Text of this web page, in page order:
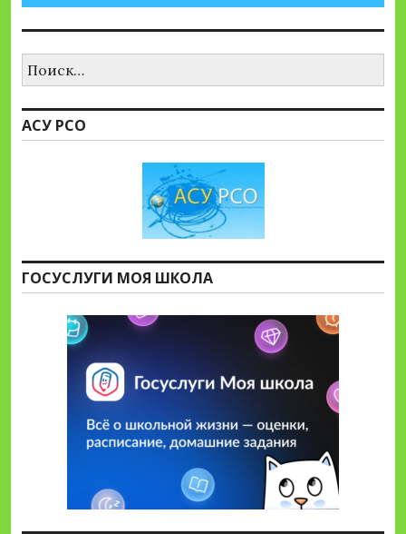
АСУ РСО
ГОСУСЛУГИ МОЯ ШКОЛА